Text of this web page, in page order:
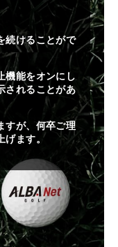
続けることがで
機能をオンにし
されることがあ
すが、何卒ご理
げます。